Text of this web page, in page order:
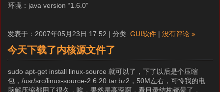
环境：java version “1.6.0”
发表于：2007年05月23日 17:52 | 分类: GUI软件 | 没有评论 »
今天下载了内核源文件了
sudo apt-get install linux-source 就可以了，下了以后是个压缩
包，/usr/src/linux-source-2.6.20.tar.bz2，50M左右，可怜我的电
脑解压缩都用了很久，唉，果然是高深啊，看目录结构都晕了，